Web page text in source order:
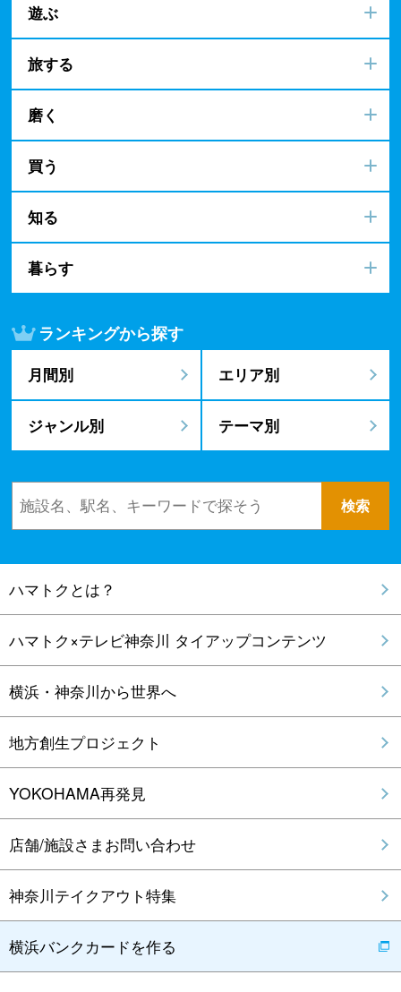
遊ぶ
旅する
磨く
買う
知る
暮らす
ランキングから探す
月間別 エリア別
ジャンル別 テーマ別
ハマトクとは？
ハマトク×テレビ神奈川 タイアップコンテンツ
横浜・神奈川から世界へ
地方創生プロジェクト
YOKOHAMA再発見
店舗/施設さまお問い合わせ
神奈川テイクアウト特集
横浜バンクカードを作る